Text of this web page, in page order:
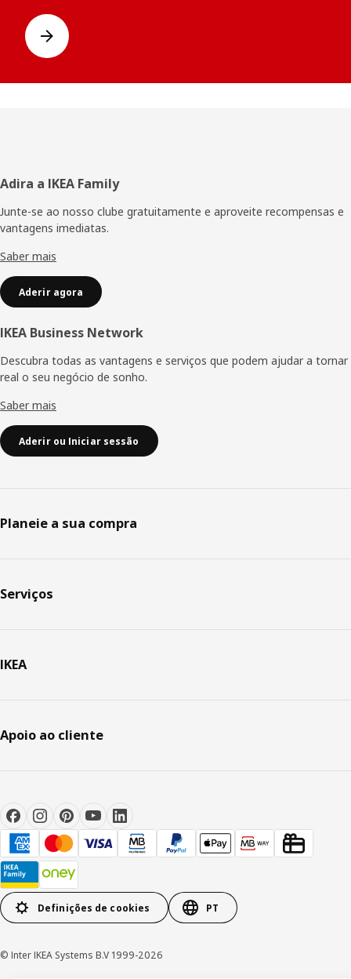
Rodapé
Adira a IKEA Family
Junte-se ao nosso clube gratuitamente e aproveite recompensas e
vantagens imediatas.
Saber mais
Aderir agora
IKEA Business Network
Descubra todas as vantagens e serviços que podem ajudar a tornar
real o seu negócio de sonho.
Saber mais
Aderir ou Iniciar sessão
Planeie a sua compra
Serviços
IKEA
Apoio ao cliente
Definições de cookies PT
© Inter IKEA Systems B.V 1999-2026